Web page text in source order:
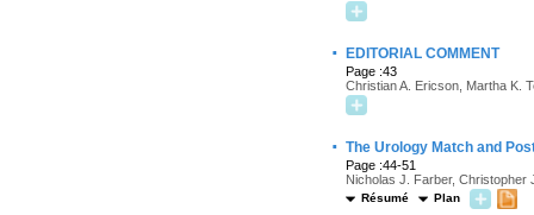
· EDITORIAL COMMENT
Page :43
Christian A. Ericson, Martha K.
· The Urology Match and
Page :44-51
Nicholas J. Farber, Christopher
Résumé Plan